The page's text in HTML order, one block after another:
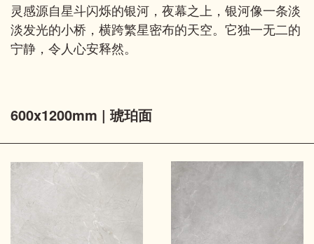
灵感源自星斗闪烁的银河，夜幕之上，银河像一条淡
淡发光的小桥，横跨繁星密布的天空。它独一无二的
宁静，令人心安释然。
600x1200mm | 琥珀面